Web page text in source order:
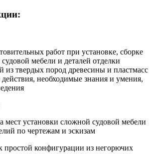
работ при установке, сборке
мебели и деталей отделки
из твердых пород древесины и пластмасс
необходимые знания и умения,
мест установки сложной судовой мебели
по чертежам и эскизам
простой конфигурации из негорючих